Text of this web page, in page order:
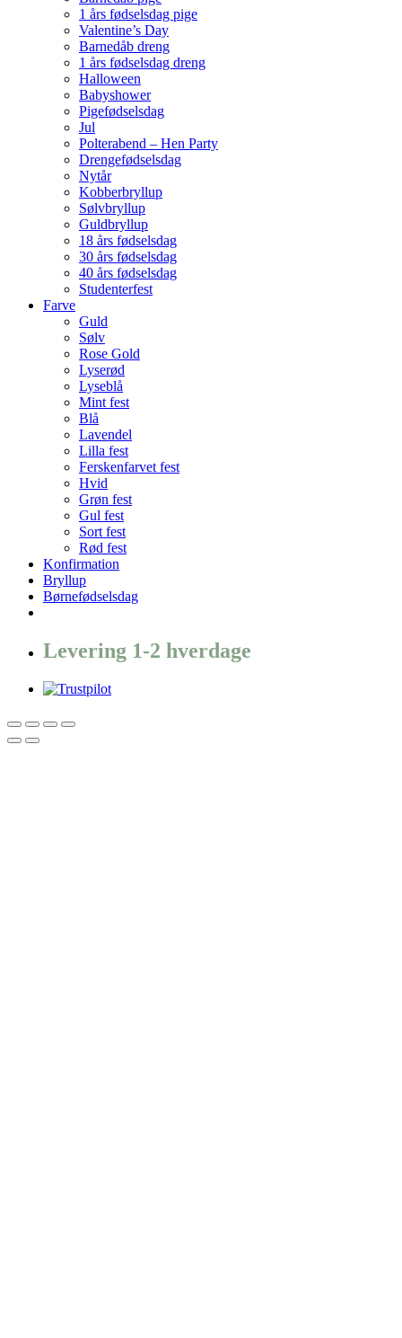
1 års fødselsdag pige
Valentine’s Day
Barnedåb dreng
1 års fødselsdag dreng
Halloween
Babyshower
Pigefødselsdag
Jul
Polterabend – Hen Party
Drengefødselsdag
Nytår
Kobberbryllup
Sølvbryllup
Guldbryllup
18 års fødselsdag
30 års fødselsdag
40 års fødselsdag
Studenterfest
Farve
Guld
Sølv
Rose Gold
Lyserød
Lyseblå
Mint fest
Blå
Lavendel
Lilla fest
Ferskenfarvet fest
Hvid
Grøn fest
Gul fest
Sort fest
Rød fest
Konfirmation
Bryllup
Børnefødselsdag
Levering 1-2 hverdage